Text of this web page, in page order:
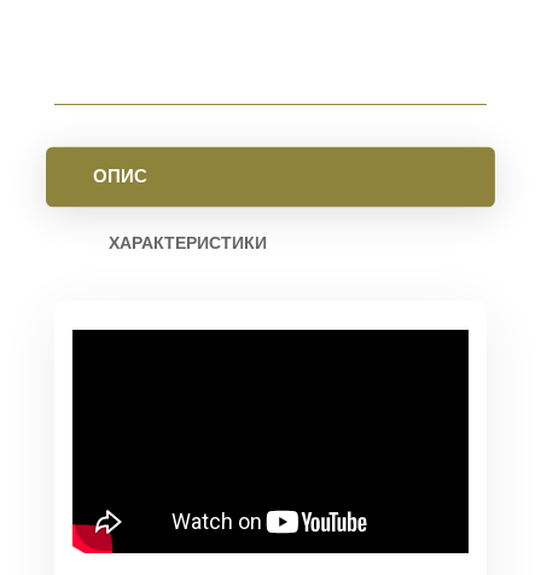
ОПИС
ХАРАКТЕРИСТИКИ